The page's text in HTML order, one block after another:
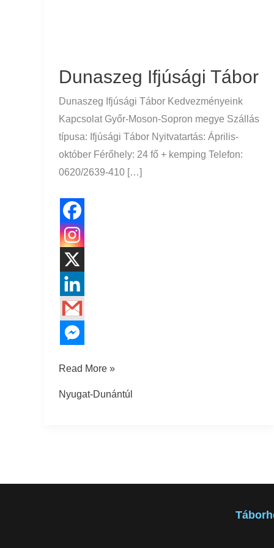
Dunaszeg Ifjúsági Tábor
Dunaszeg Ifjúsági Tábor Kedvezményeink
Kapcsolat Győr-Moson-Sopron megye Szállás
típusa: Ifjúsági Tábor Nyitvatartás: Április-
október Férőhely: 24 fő + kemping Telefon:
0620/2639-410 […]
Read More »
Nyugat-Dunántúl